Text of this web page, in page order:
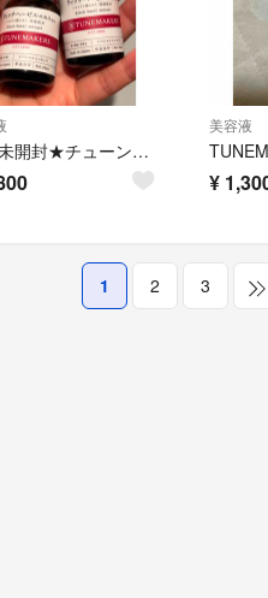
新品未開封★チューンメーカーズ美容液ウィッチヘーゼルエキス2本セット
美容液
¥
1 2 3